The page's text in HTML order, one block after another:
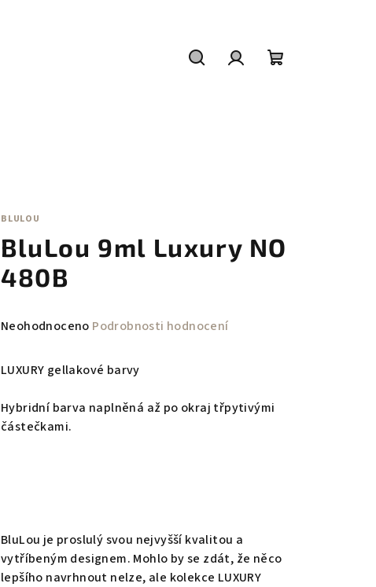
BLULOU
BluLou 9ml Luxury NO
480B
Průměrné
produktu
0,0
z
Neohodnoceno Podrobnosti hodnocení
LUXURY gellakové barvy
Hybridní barva naplněná až po okraj třpytivými
částečkami.
BluLou je proslulý svou nejvyšší kvalitou a
vytříbeným designem. Mohlo by se zdát, že něco
lepšího navrhnout nelze, ale kolekce LUXURY